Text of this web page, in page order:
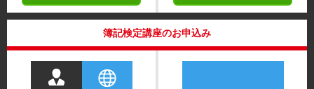
簿記検定講座のお申込み